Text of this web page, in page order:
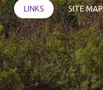
LINKS SITE MAP